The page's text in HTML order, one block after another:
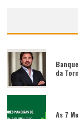
da
As 7